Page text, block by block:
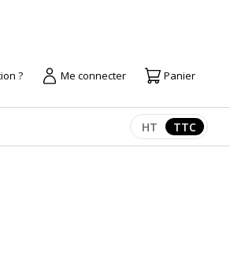
? Me connecter Panier
Afficher les
HT TTC